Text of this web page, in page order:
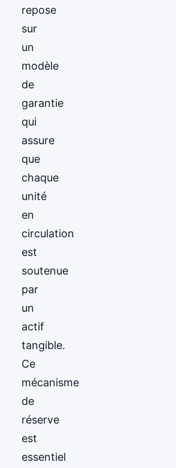
repose
sur
un
modèle
de
garantie
qui
assure
que
chaque
unité
en
circulation
est
soutenue
par
un
actif
tangible.
Ce
mécanisme
de
réserve
est
essentiel